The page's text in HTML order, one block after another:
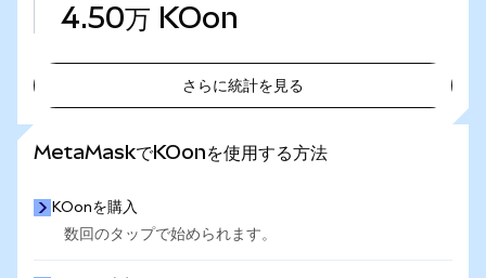
4.50万 KOon
さらに統計を見る
MetaMaskでKOonを使用する方法
KOonを購入
数回のタップで始められます。